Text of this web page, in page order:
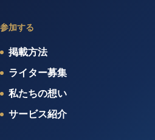
参加する
掲載方法
ライター募集
私たちの想い
サービス紹介